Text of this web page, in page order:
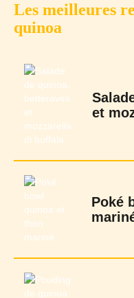
Les meilleures
quinoa
et
Poké